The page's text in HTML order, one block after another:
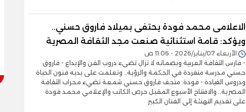
الاعلامى محمد فودة يحتفى بميلاد فاروق حسني..
ويؤكد: قامة استثنائية صنعت مجد الثقافة المصرية
الأربعاء 07/يناير/2026 - 11:06 ص
- فارس الثقافة العربية وبصماته لا تزال تضىء دروب الفن والإبداع - فاروق
حسني مدرسة متفردة في الحكمة والرؤية.. وتعلمت على يديه فنون الحياة
ودروس القيادة - فودة: متحف فاروق حسني شمعة تضيء محراب الثقافة
المصرية.. والافتتاح الأسبوع المقبل حرص الكاتب والإعلامي محمد فودة
على تقديم التهنئة إلى الفنان الكبير